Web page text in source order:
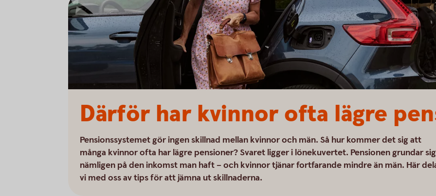
Därför har kvinnor ofta lägre
Pensionssystemet gör ingen skillnad mellan kvinnor och män. Så hur kommer det sig att
många kvinnor ofta har lägre pensioner? Svaret ligger i lönekuvertet. Pensionen grundar sig
nämligen på den inkomst man haft – och kvinnor tjänar fortfarande mindre än män. Här
vi med oss av tips för att jämna ut skillnaderna.